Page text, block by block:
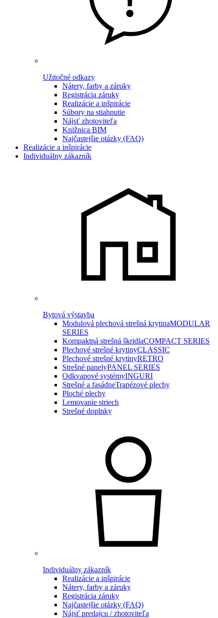
Užitočné odkazy
Nátery, farby a záruky
Registrácia záruky
Realizácie a inšpirácie
Súbory na stiahnutie
Nájsť zhotoviteľa
Knižnica BIM
Najčastejšie otázky (FAQ)
Realizácie a inšpirácie
Individuálny zákazník
Bytová výstavba
Modulová plechová strešná krytinaMODULAR
SERIES
Kompaktná strešná škridlaCOMPACT SERIES
Plechové strešné krytinyCLASSIC
Plechové strešné krytinyRETRO
Strešné panelyPANEL SERIES
Odkvapové systémyINGURI
Strešné a fasádneTrapézové plechy
Ploché plechy
Lemovanie striech
Strešné doplnky
Individuálny zákazník
Realizácie a inšpirácie
Nátery, farby a záruky
Registrácia záruky
Najčastejšie otázky (FAQ)
Nájsť predajcu / zhotoviteľa